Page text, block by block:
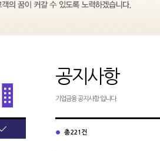
공지사항
기업금융 공지사항 입니다.
총 221건